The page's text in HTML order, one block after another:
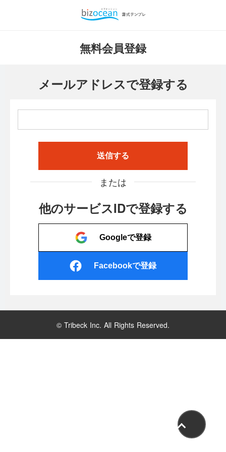
無料会員登録
メールアドレスで登録する
送信する
または
他のサービスIDで登録する
Googleで登録
Facebookで登録
© Tribeck Inc. All Rights Reserved.